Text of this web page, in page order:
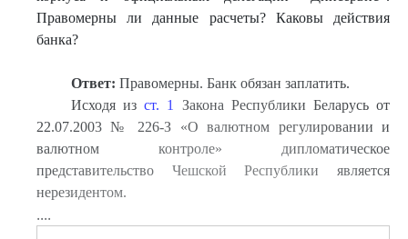
Правомерны ли данные расчеты? Каковы действия
банка?
Ответ: Правомерны. Банк обязан заплатить.
Исходя изст. 1
Закона Республики Беларусь от
22.07.2003 № 226-З «О валютном регулировании и
валютном контроле» дипломатическое
представительство Чешской Республики является
нерезидентом.
....